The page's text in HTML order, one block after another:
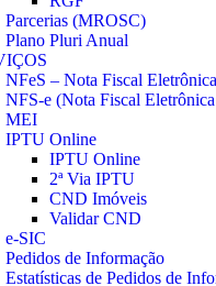
Parcerias (MROSC)
Plano Pluri Anual
NFeS – Nota Fiscal
NFS-e (Nota Fiscal
MEI
IPTU Online
IPTU Online
2ª Via IPTU
CND Imóveis
Validar CND
e-SIC
Pedidos de Informação
Estatísticas de Pedidos de